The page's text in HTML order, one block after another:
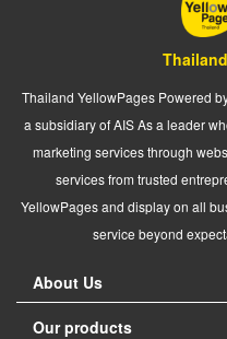
Thailand YellowPages Powered
a subsidiary of AIS As a leader
marketing services through
services from trusted
YellowPages and display on all
service beyond
About Us
Our products